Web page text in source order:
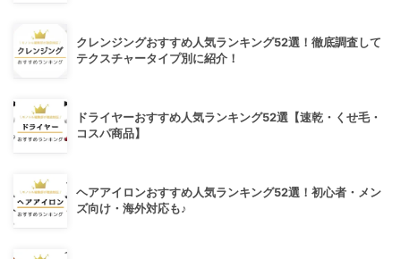
クレンジングおすすめ人気ランキング52選！徹底調査して
テクスチャータイプ別に紹介！
ドライヤーおすすめ人気ランキング52選【速乾・くせ毛・
コスパ商品】
ヘアアイロンおすすめ人気ランキング52選！初心者・メン
ズ向け・海外対応も♪